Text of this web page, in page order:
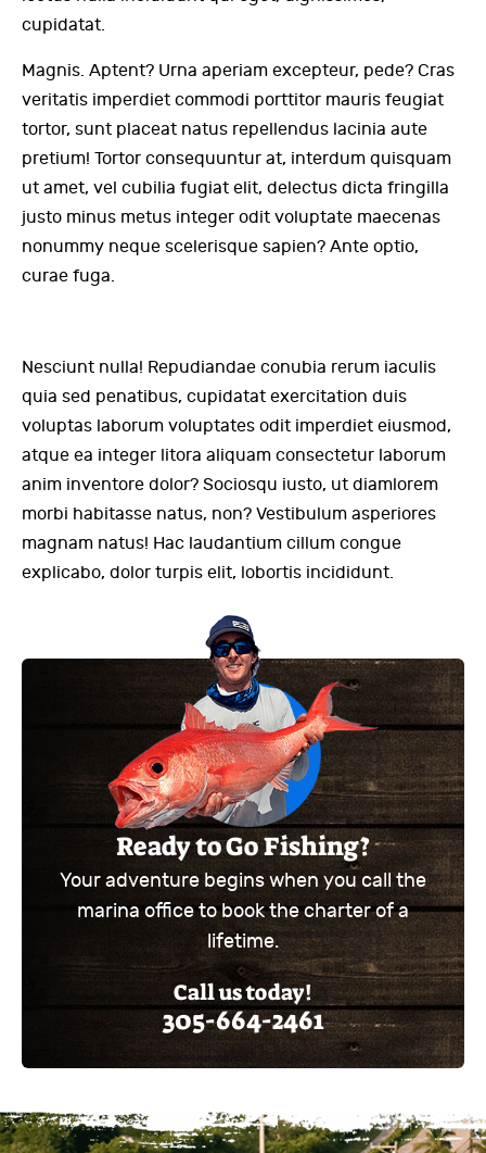
cupidatat.
Magnis. Aptent? Urna aperiam excepteur, pede? Cras
veritatis imperdiet commodi porttitor mauris feugiat
tortor, sunt placeat natus repellendus lacinia aute
pretium! Tortor consequuntur at, interdum quisquam
ut amet, vel cubilia fugiat elit, delectus dicta fringilla
justo minus metus integer odit voluptate maecenas
nonummy neque scelerisque sapien? Ante optio,
curae fuga.
Nesciunt nulla! Repudiandae conubia rerum iaculis
quia sed penatibus, cupidatat exercitation duis
voluptas laborum voluptates odit imperdiet eiusmod,
atque ea integer litora aliquam consectetur laborum
anim inventore dolor? Sociosqu iusto, ut diamlorem
morbi habitasse natus, non? Vestibulum asperiores
magnam natus! Hac laudantium cillum congue
explicabo, dolor turpis elit, lobortis incididunt.
Ready to Go Fishing?
Your adventure begins when you call the
marina office to book the charter of a
lifetime.
Call us today!
305-664-2461